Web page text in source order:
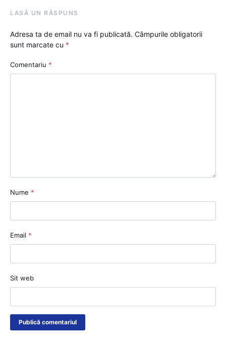
LASĂ UN RĂSPUNS
Adresa ta de email nu va fi publicată. Câmpurile obligatorii
sunt marcate cu *
Comentariu *
Nume *
Email *
Sit web